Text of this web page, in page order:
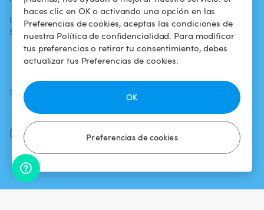
haces clic en OK o activando una opción en las
Preferencias de cookies, aceptas las condiciones de
nuestra Política de confidencialidad. Para modificar
tus preferencias o retirar tu consentimiento, debes
actualizar tus Preferencias de cookies.
Preferencias de cookies
OK
La aventura
Swimmy
Alquilar mi
piscina
¿Cómo funciona?
Política de
confidencialidad
Aviso legal
SÍGUENOS
Facebook
Instagram